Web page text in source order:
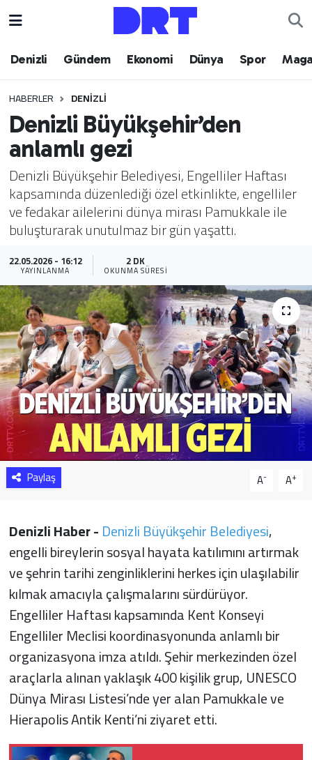
Denizli Gündem Ekonomi Dünya Spor
HABERLER DENIZLI
Denizli Büyükşehir’den
anlamlı gezi
Denizli Büyükşehir Belediyesi, Engelliler Haftası
kapsamında düzenlediği özel etkinlikte, engelliler
ve fedakar ailelerini dünya mirası Pamukkale ile
buluşturarak unutulmaz bir gün yaşattı.
22.05.2026 - 16:12
YAYINLANMA
2 DK
OKUNMA SÜRESI
Paylaş A- A+
Denizli Haber -Denizli Büyükşehir Belediyesi,
engelli bireylerin sosyal hayata katılımını artırmak
ve şehrin tarihi zenginliklerini herkes için ulaşılabilir
kılmak amacıyla çalışmalarını sürdürüyor.
Engelliler Haftası kapsamında Kent Konseyi
Engelliler Meclisi koordinasyonunda anlamlı bir
organizasyona imza atıldı. Şehir merkezinden özel
araçlarla alınan yaklaşık 400 kişilik grup, UNESCO
Dünya Mirası Listesi’nde yer alan Pamukkale ve
Hierapolis Antik Kenti’ni ziyaret etti.
Denizli
Ekonomi
Dünya
Spor
Magazin
Teknoloji
Yaşam
Sağlık
Yazarlar
Resmi İlan
Resmi Reklam
Hava Durumu
Trafik Durumu
Puan Durumu ve Fikstür
Tüm Manşetler
Son Dakika Haberleri
Haber Arşivi